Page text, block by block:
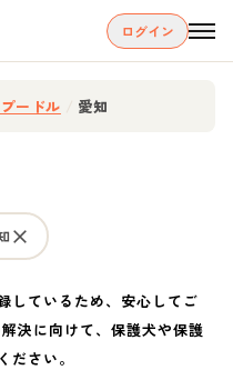
ログイン
ードル 愛知
しているため、安心してご
決に向けて、保護犬や保護
さい。